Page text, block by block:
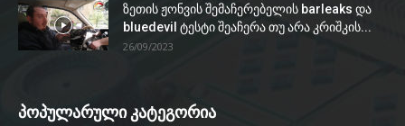
ზეთის ჟონვის შემაჩერებელის barleaks და
bluedevil ტესტი შეაჩერა თუ არა კრიშკის...
26/09/2023
პოპულარული კატეგორია